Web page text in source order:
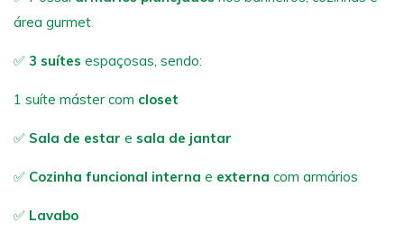
área gurmet
✅ 3 suítes espaçosas, sendo:
1 suíte máster com closet
✅ Sala de estar e sala de jantar
✅ Cozinha funcional interna e externa com armários
✅ Lavabo